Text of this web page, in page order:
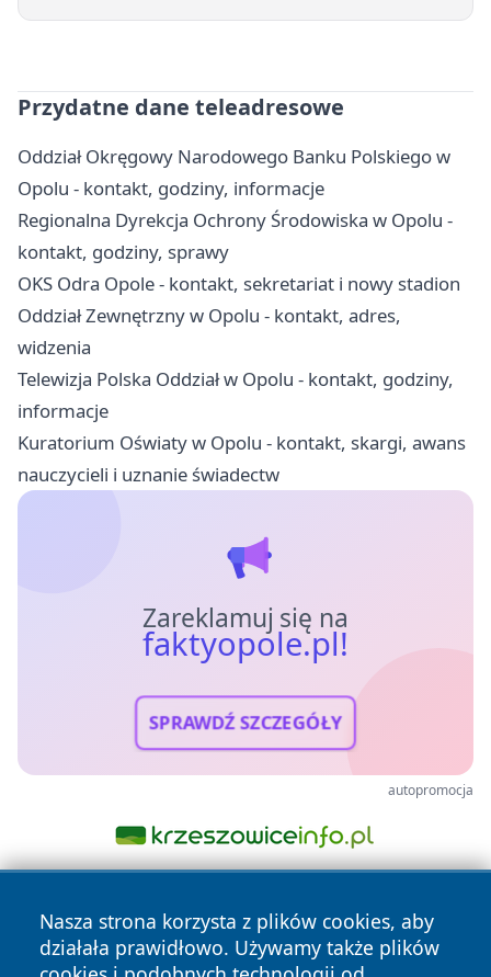
Przydatne dane teleadresowe
Oddział Okręgowy Narodowego Banku Polskiego w
Opolu - kontakt, godziny, informacje
Regionalna Dyrekcja Ochrony Środowiska w Opolu -
kontakt, godziny, sprawy
OKS Odra Opole - kontakt, sekretariat i nowy stadion
Oddział Zewnętrzny w Opolu - kontakt, adres,
widzenia
Telewizja Polska Oddział w Opolu - kontakt, godziny,
informacje
Kuratorium Oświaty w Opolu - kontakt, skargi, awans
nauczycieli i uznanie świadectw
Zareklamuj się na
faktyopole.pl!
SPRAWDŹ SZCZEGÓŁY
autopromocja
Nasza strona korzysta z plików cookies, aby
działała prawidłowo. Używamy także plików